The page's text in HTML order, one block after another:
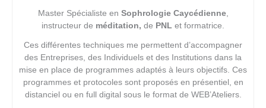
Master Spécialiste en Sophrologie Caycédienne,
instructeur de méditation, de PNL et formatrice.
Ces différentes techniques me permettent d’accompagner
des Entreprises, des Individuels et des Institutions dans la
mise en place de programmes adaptés à leurs objectifs. Ces
programmes et protocoles sont proposés en présentiel, en
distanciel ou en full digital sous le format de WEB’Ateliers.